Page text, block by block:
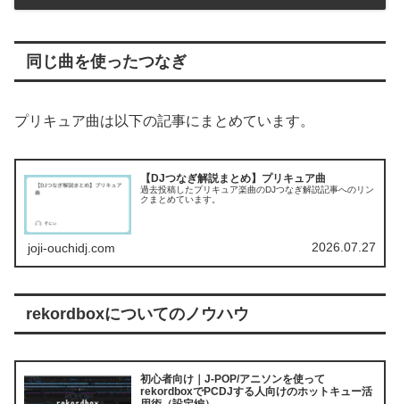
同じ曲を使ったつなぎ
プリキュア曲は以下の記事にまとめています。
【DJつなぎ解説まとめ】プリキュア曲
過去投稿したプリキュア楽曲のDJつなぎ解説記事へのリン
クまとめています。
joji-ouchidj.com 2026.07.27
rekordboxについてのノウハウ
初心者向け｜J-POP/アニソンを使って
rekordboxでPCDJする人向けのホットキュー活